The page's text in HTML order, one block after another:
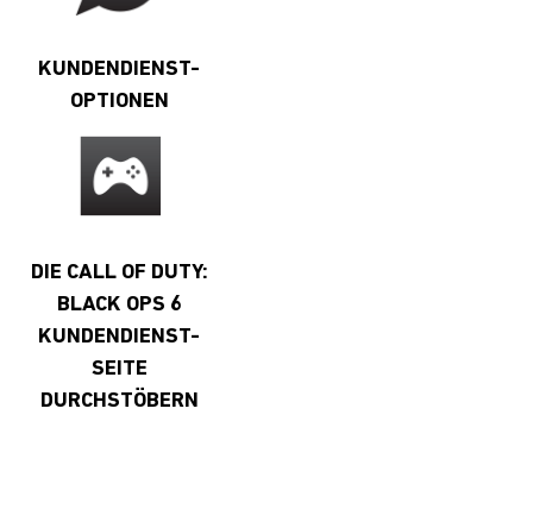
KUNDENDIENST-
OPTIONEN
DIE CALL OF DUTY:
BLACK OPS 6
KUNDENDIENST-
SEITE
DURCHSTÖBERN